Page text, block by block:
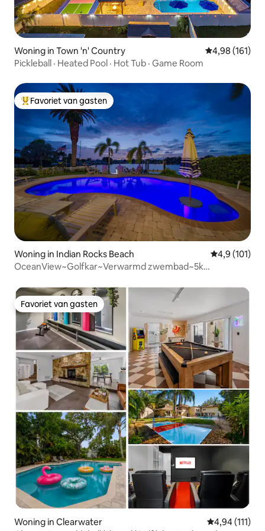
Woning in Town 'n' Country Gemiddelde
4,98 (161)
Pickleball · Heated Pool · Hot Tub · Game Room
Topfavoriet van gasten
Favoriet van gasten
Woning in Indian Rocks Beach Gemiddelde
4,9 (101)
OceanView~Golfkar~Verwarmd zwembad~5k
Favoriet van gasten
Favoriet van gasten
Woning in Clearwater Gemiddelde
4,94 (111)